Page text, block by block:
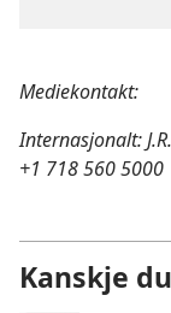
Mediekontakt:
Internasjonalt:
+1 718 560 5000
Kanskje